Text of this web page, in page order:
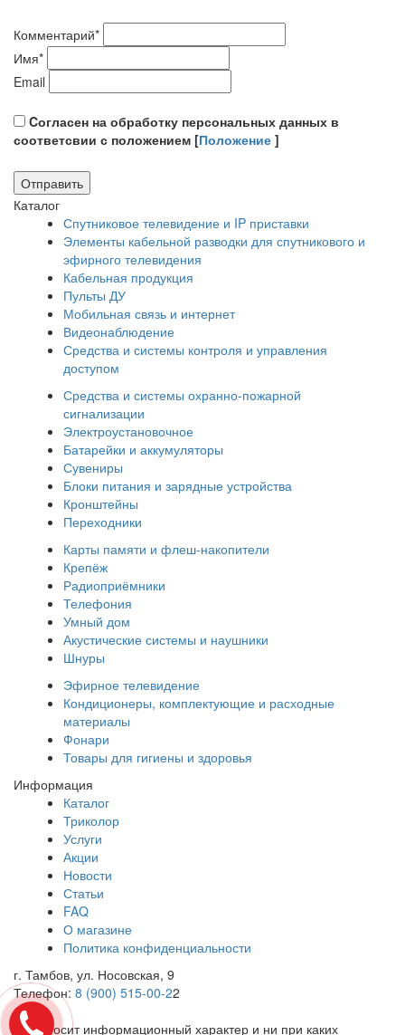
Комментарий*
Имя*
Email
Cогласен на обработку персональных данных в
соответсвии с положением [Положение ]
Каталог
Спутниковое телевидение и IP приставки
Элементы кабельной разводки для спутникового и
эфирного телевидения
Кабельная продукция
Пульты ДУ
Мобильная связь и интернет
Видеонаблюдение
Средства и системы контроля и управления
доступом
Средства и системы охранно-пожарной
сигнализации
Электроустановочное
Батарейки и аккумуляторы
Сувениры
Блоки питания и зарядные устройства
Кронштейны
Переходники
Карты памяти и флеш-накопители
Крепёж
Радиоприёмники
Телефония
Умный дом
Акустические системы и наушники
Шнуры
Эфирное телевидение
Кондиционеры, комплектующие и расходные
материалы
Фонари
Товары для гигиены и здоровья
Информация
Каталог
Триколор
Услуги
Акции
Новости
Статьи
FAQ
О магазине
Политика конфиденциальности
г. Тамбов, ул. Носовская, 9
Телефон: 8 (900) 515-00-22
Cайт носит информационный характер и ни при каких